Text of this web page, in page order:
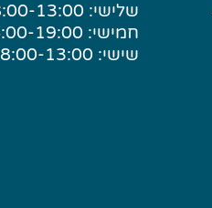
שלישי: 08:00-13:00
חמישי: 14:00-19:00
שישי: 08:00-13:00